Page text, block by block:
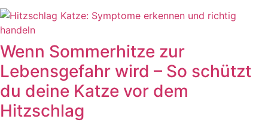
Wenn Sommerhitze zur
Lebensgefahr wird – So schützt
du deine Katze vor dem
Hitzschlag